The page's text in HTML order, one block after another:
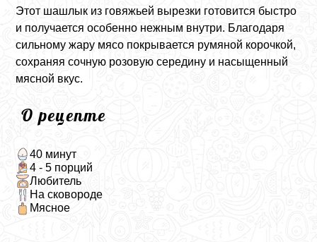
Этот шашлык из говяжьей вырезки готовится быстро
и получается особенно нежным внутри. Благодаря
сильному жару мясо покрывается румяной корочкой,
сохраняя сочную розовую середину и насыщенный
мясной вкус.
О рецепте
40 минут
4 - 5 порций
Любитель
На сковороде
Мясное